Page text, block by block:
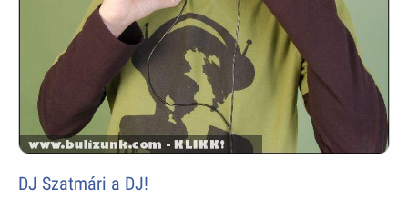
DJ Szatmári a DJ!